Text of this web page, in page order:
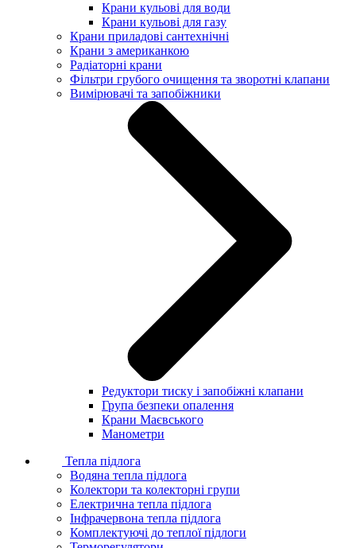
Крани кульові для води
Крани кульові для газу
Крани приладові сантехнічні
Крани з американкою
Радіаторні крани
Фільтри грубого очищення та зворотні клапани
Вимірювачі та запобіжники
Редуктори тиску і запобіжні клапани
Група безпеки опалення
Крани Маєвського
Манометри
Тепла підлога
Водяна тепла підлога
Колектори та колекторні групи
Електрична тепла підлога
Інфрачервона тепла підлога
Комплектуючі до теплої підлоги